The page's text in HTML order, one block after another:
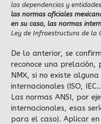
las dependencias y
las normas oficiales
en su caso, las normas
Ley de Infraestructura de la
De lo anterior, se
reconoce una prelación,
NMX, si no existe
internacionales (ISO,
Las normas ANSI, por
internacionales, esas
para el caso). Aplicar